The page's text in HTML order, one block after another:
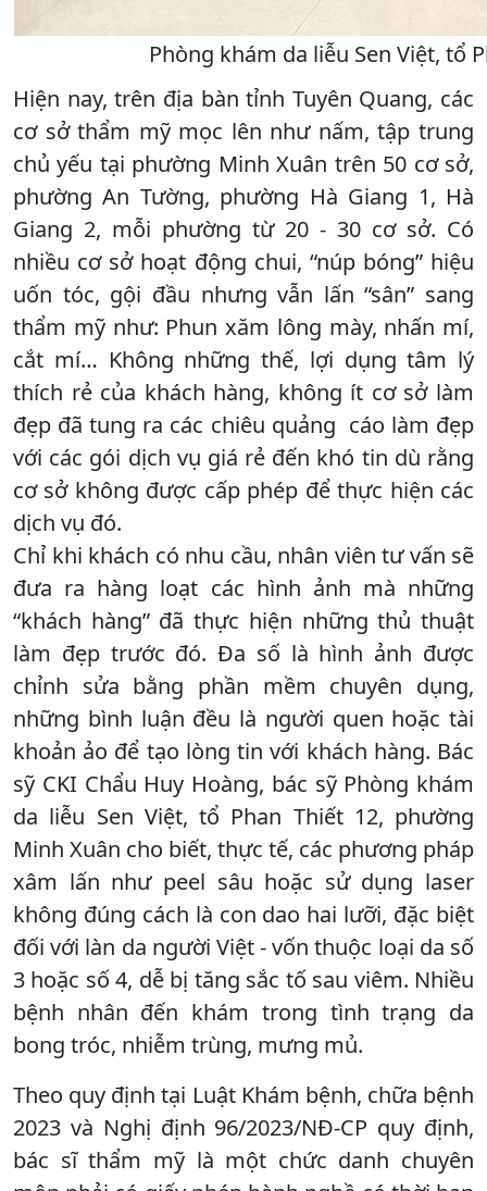
Phòng khám da liễu Sen Việt, tổ
Hiện nay, trên địa bàn tỉnh Tuyên Quang, các
cơ sở thẩm mỹ mọc lên như nấm, tập trung
chủ yếu tại phường Minh Xuân trên 50 cơ sở,
phường An Tường, phường Hà Giang 1, Hà
Giang 2, mỗi phường từ 20 - 30 cơ sở. Có
nhiều cơ sở hoạt động chui, “núp bóng” hiệu
uốn tóc, gội đầu nhưng vẫn lấn “sân” sang
thẩm mỹ như: Phun xăm lông mày, nhấn mí,
cắt mí… Không những thế, lợi dụng tâm lý
thích rẻ của khách hàng, không ít cơ sở làm
đẹp đã tung ra các chiêu quảng cáo làm đẹp
với các gói dịch vụ giá rẻ đến khó tin dù rằng
cơ sở không được cấp phép để thực hiện các
dịch vụ đó.
Chỉ khi khách có nhu cầu, nhân viên tư vấn sẽ
đưa ra hàng loạt các hình ảnh mà những
“khách hàng” đã thực hiện những thủ thuật
làm đẹp trước đó. Đa số là hình ảnh được
chỉnh sửa bằng phần mềm chuyên dụng,
những bình luận đều là người quen hoặc tài
khoản ảo để tạo lòng tin với khách hàng. Bác
sỹ CKI Chẩu Huy Hoàng, bác sỹ Phòng khám
da liễu Sen Việt, tổ Phan Thiết 12, phường
Minh Xuân cho biết, thực tế, các phương pháp
xâm lấn như peel sâu hoặc sử dụng laser
không đúng cách là con dao hai lưỡi, đặc biệt
đối với làn da người Việt - vốn thuộc loại da số
3 hoặc số 4, dễ bị tăng sắc tố sau viêm. Nhiều
bệnh nhân đến khám trong tình trạng da
bong tróc, nhiễm trùng, mưng mủ.
Theo quy định tại Luật Khám bệnh, chữa bệnh
2023 và Nghị định 96/2023/NĐ-CP quy định,
bác sĩ thẩm mỹ là một chức danh chuyên